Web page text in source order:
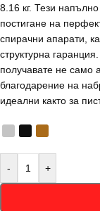
8.16 кг. Тези
постигане на
спирачни апарати,
структурна
получавате не само
благодарение на
идеални както за
- +